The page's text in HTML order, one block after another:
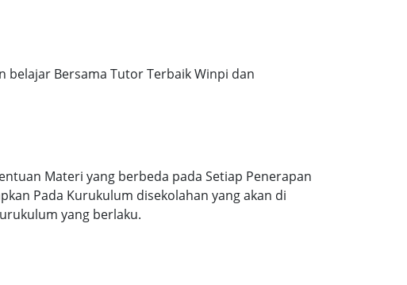
belajar Bersama Tutor Terbaik Winpi dan
Materi yang berbeda pada Setiap Penerapan
Pada Kurukulum disekolahan yang akan di
yang berlaku.